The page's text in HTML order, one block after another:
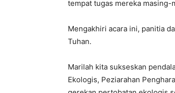
tempat tugas mereka masing-
Mengakhiri acara ini, panitia
Tuhan.
Marilah kita sukseskan
Ekologis, Peziarahan